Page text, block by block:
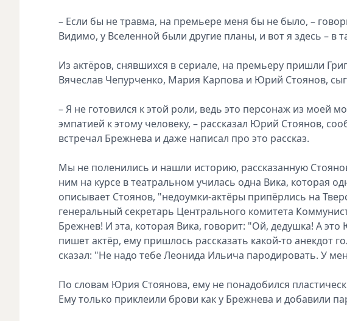
– Если бы не травма, на премьере меня бы не было, –
Видимо, у Вселенной были другие планы, и вот я здесь – в
Из актёров, снявшихся в сериале, на премьеру пришли
Вячеслав Чепурченко, Мария Карпова и Юрий Стоянов,
– Я не готовился к этой роли, ведь это персонаж из моей
эмпатией к этому человеку, – рассказал Юрий Стоянов,
встречал Брежнева и даже написал про это рассказ.
Мы не поленились и нашли историю, рассказанную
ним на курсе в театральном училась одна Вика, которая
описывает Стоянов, "недоумки-актёры припёрлись на
генеральный секретарь Центрального комитета
Брежнев! И эта, которая Вика, говорит: "Ой, дедушка! А
пишет актёр, ему пришлось рассказать какой-то анекдот
сказал: "Не надо тебе Леонида Ильича пародировать. У
По словам Юрия Стоянова, ему не понадобился
Ему только приклеили брови как у Брежнева и добавили